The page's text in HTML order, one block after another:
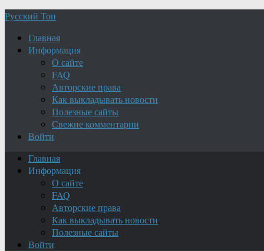
Русский Топ
Главная
Информация
О сайте
FAQ
Авторские права
Как выкладывать новости
Полезные сайты
Свежие комментарии
Войти
Главная
Информация
О сайте
FAQ
Авторские права
Как выкладывать новости
Полезные сайты
Войти